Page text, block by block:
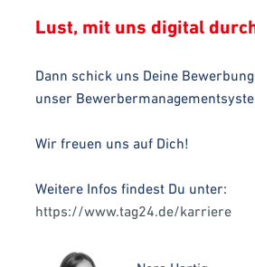
Lust, mit uns digital
Dann schick uns Deine
unser
Wir freuen uns auf Dich!
Weitere Infos findest Du unter:
https://www.tag24.de/karriere